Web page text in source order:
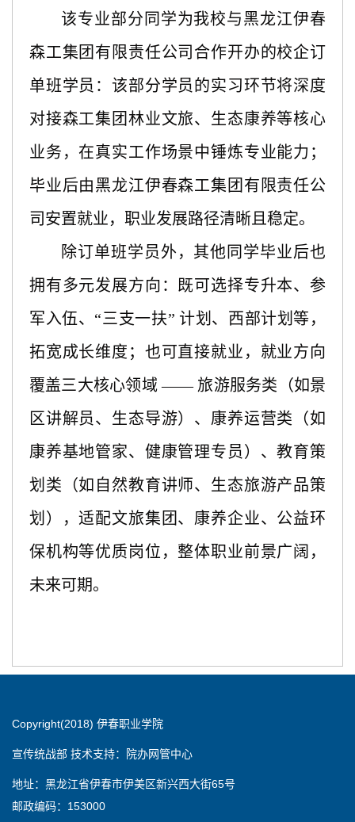
该专业部分同学为我校与黑龙江伊春
森工集团有限责任公司合作开办的校企订
单班学员：该部分学员的实习环节将深度
对接森工集团林业文旅、生态康养等核心
业务，在真实工作场景中锤炼专业能力；
毕业后由黑龙江伊春森工集团有限责任公
司安置就业，职业发展路径清晰且稳定。
除订单班学员外，其他同学毕业后也
拥有多元发展方向：既可选择专升本、参
军入伍、 “三支一扶” 计划、西部计划等，
拓宽成长维度；也可直接就业，就业方向
覆盖三大核心领域 —— 旅游服务类（如景
区讲解员、生态导游）、康养运营类（如
康养基地管家、健康管理专员）、教育策
划类（如自然教育讲师、生态旅游产品策
划），适配文旅集团、康养企业、公益环
保机构等优质岗位，整体职业前景广阔，
未来可期。
Copyright(2018) 伊春职业学院
宣传统战部 技术支持：院办网管中心
地址：黑龙江省伊春市伊美区新兴西大街65号
邮政编码：153000